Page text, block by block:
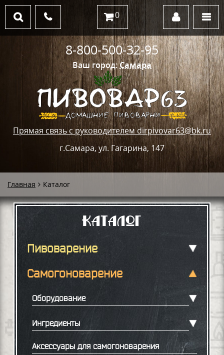
Ваш город:Самара
Прямая связь с руководителем dirpivovar63@bk.ru
г.Самара, ул. Гагарина, 147
8-800-500-32-95
0
Главная Каталог
Каталог
Пивоварение
Самогоноварение
Оборудование
Ингредиенты
Аксессуары для самогоноварения